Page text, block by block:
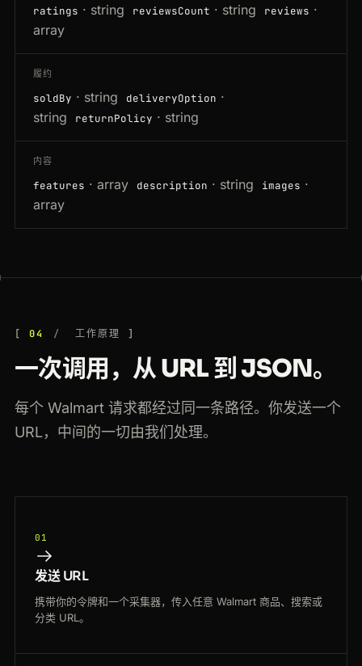
ratings · string reviewsCount · string reviews ·
array
履约
soldBy · string deliveryOption ·
string
returnPolicy · string
内容
features · array description · string images ·
array
04 工作原理
一次调用，从 URL 到 JSON。
每个 Walmart 请求都经过同一条路径。你发送一个
URL，中间的一切由我们处理。
01
发送 URL
携带你的令牌和一个采集器，传入任意 Walmart 商品、搜索或
分类 URL。